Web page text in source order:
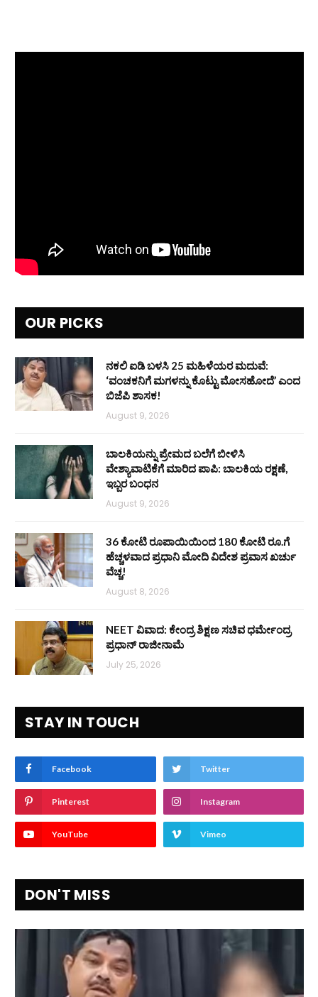
OUR PICKS
ನಕಲಿ ಐಡಿ ಬಳಸಿ 25 ಮಹಿಳೆಯರ ಮದುವೆ:
‘ವಂಚಕನಿಗೆ ಮಗಳನ್ನು ಕೊಟ್ಟು ಮೋಸಹೋದೆ’ ಎಂದ
ಬಿಜೆಪಿ ಶಾಸಕ!
August 9, 2026
ಬಾಲಕಿಯನ್ನು ಪ್ರೇಮದ ಬಲೆಗೆ ಬೀಳಿಸಿ
ವೇಶ್ಯಾವಾಟಿಕೆಗೆ ಮಾರಿದ ಪಾಪಿ: ಬಾಲಕಿಯ ರಕ್ಷಣೆ,
ಇಬ್ಬರ ಬಂಧನ
August 9, 2026
36 ಕೋಟಿ ರೂಪಾಯಿಯಿಂದ 180 ಕೋಟಿ ರೂ.ಗೆ
ಹೆಚ್ಚಳವಾದ ಪ್ರಧಾನಿ ಮೋದಿ ವಿದೇಶ ಪ್ರವಾಸ ಖರ್ಚು
ವೆಚ್ಚ!
August 8, 2026
NEET ವಿವಾದ: ಕೇಂದ್ರ ಶಿಕ್ಷಣ ಸಚಿವ ಧರ್ಮೇಂದ್ರ
ಪ್ರಧಾನ್ ರಾಜೀನಾಮೆ
July 25, 2026
STAY IN TOUCH
Facebook Twitter
Pinterest Instagram
YouTube Vimeo
DON'T MISS